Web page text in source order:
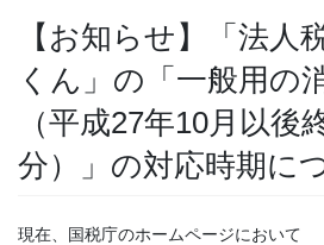
【お知らせ】「法人税申告お助け
くん」の「一般用の
（平成27年10月以後
分）」の対応時期に
現在、国税庁のホームページにおいて